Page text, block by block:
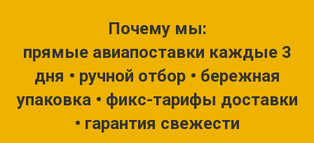
Почему мы:
прямые авиапоставки каждые 3
дня • ручной отбор • бережная
упаковка • фикс-тарифы доставки
• гарантия свежести